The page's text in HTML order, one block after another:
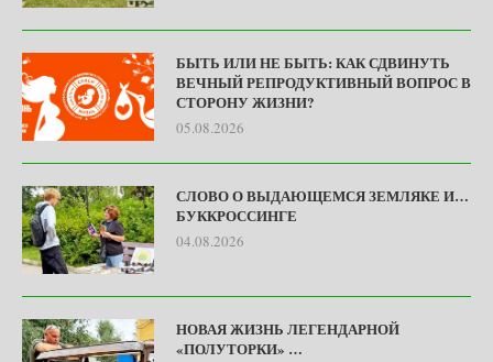
БЫТЬ ИЛИ НЕ БЫТЬ: КАК СДВИНУТЬ
ВЕЧНЫЙ РЕПРОДУКТИВНЫЙ ВОПРОС В
СТОРОНУ ЖИЗНИ?
05.08.2026
СЛОВО О ВЫДАЮЩЕМСЯ ЗЕМЛЯКЕ И…
БУККРОССИНГЕ
04.08.2026
НОВАЯ ЖИЗНЬ ЛЕГЕНДАРНОЙ
«ПОЛУТОРКИ» …